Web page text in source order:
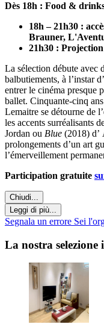
Dès 18h : Food &
18h – 21h30 :
Brauner,
21h30 :
La sélection débute avec
balbutiements, à l’instar d’
entrer le cinéma presque
ballet. Cinquante-cinq
Lemaitre se détourne de
les accents surréalisants
Jordan ou Blue (2018) d’
prolongements d’un art
l’émerveillement
Participation gratuite
Chiudi...
Leggi di più...
Segnala un errore Sei
La nostra